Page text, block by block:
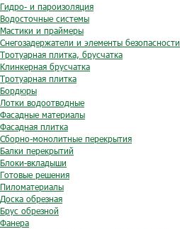
Гидро- и пароизоляция
Водосточные системы
Мастики и праймеры
Снегозадержатели и элементы безопасности
Тротуарная плитка, брусчатка
Клинкерная брусчатка
Тротуарная плитка
Бордюры
Лотки водоотводные
Фасадные материалы
Фасадная плитка
Сборно-монолитные перекрытия
Балки перекрытий
Блоки-вкладыши
Готовые решения
Пиломатериалы
Доска обрезная
Брус обрезной
Фанера